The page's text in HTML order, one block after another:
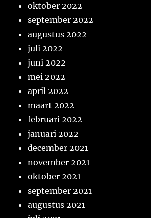
oktober 2022
september 2022
augustus 2022
juli 2022
juni 2022
mei 2022
april 2022
maart 2022
februari 2022
januari 2022
december 2021
november 2021
oktober 2021
september 2021
augustus 2021